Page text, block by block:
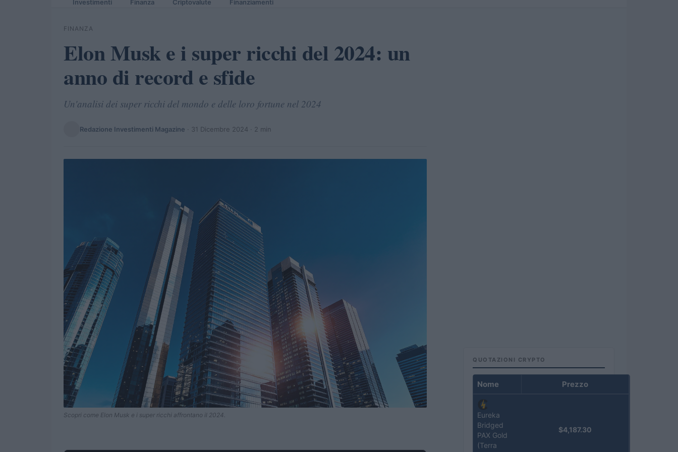
Investimenti Finanza Criptovalute Finanziamenti
FINANZA
Elon Musk e i super ricchi del 2024: un
anno di record e sfide
Un'analisi dei super ricchi del mondo e delle loro fortune nel 2024
Redazione Investimenti Magazine · 31 Dicembre 2024 · 2 min
Scopri come Elon Musk e i super ricchi affrontano il 2024.
QUOTAZIONI CRYPTO
Nome Prezzo
Eureka
Bridged
PAX Gold
(Terra
$4,187.30